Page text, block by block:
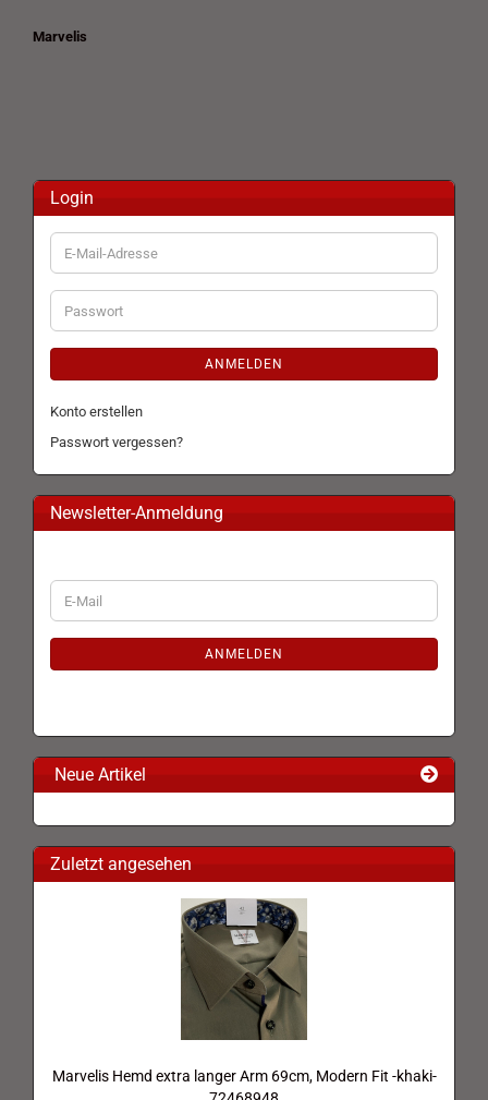
Marvelis
Login
E-
Mail-
Adresse
Passwort
ANMELDEN
Konto erstellen
Passwort vergessen?
Newsletter-Anmeldung
WEITER
ZUR
E-
Mail
ANMELDEN
Neue Artikel
Zuletzt angesehen
Marvelis Hemd extra langer Arm 69cm, Modern Fit -khaki-